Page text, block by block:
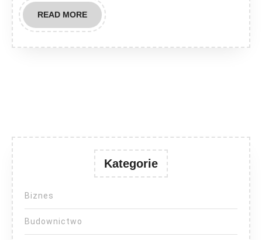
READ MOREREAD
MORE
Kategorie
Biznes
Budownictwo